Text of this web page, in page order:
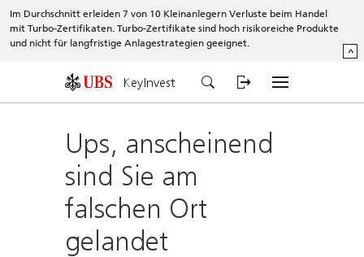
Im Durchschnitt erleiden 7 von 10 Kleinanlegern Verluste beim Handel
mit Turbo-Zertifikaten. Turbo-Zertifikate sind hoch risikoreiche Produkte
und nicht für langfristige Anlagestrategien geeignet.
^
KeyInvest
Ups, anscheinend
sind Sie am
falschen Ort
gelandet